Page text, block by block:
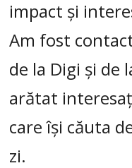
impact și
Am fost
de la Digi și de
arătat
care își căuta
zi.